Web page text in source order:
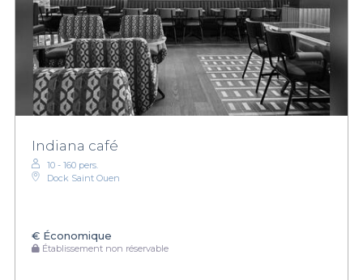
Indiana café
10 - 160 pers.
Dock Saint Ouen
€ Économique
Établissement non réservable